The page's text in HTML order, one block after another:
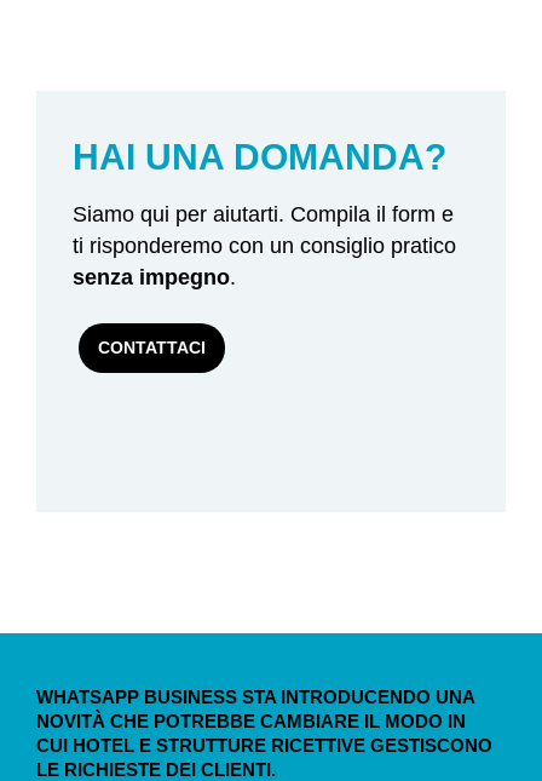
HAI UNA DOMANDA?
Siamo qui per aiutarti. Compila il form e
ti risponderemo con un consiglio pratico
senza impegno.
CONTATTACI
WHATSAPP BUSINESS STA INTRODUCENDO UNA
NOVITÀ CHE POTREBBE CAMBIARE IL MODO IN
CUI HOTEL E STRUTTURE RICETTIVE GESTISCONO
LE RICHIESTE DEI CLIENTI.